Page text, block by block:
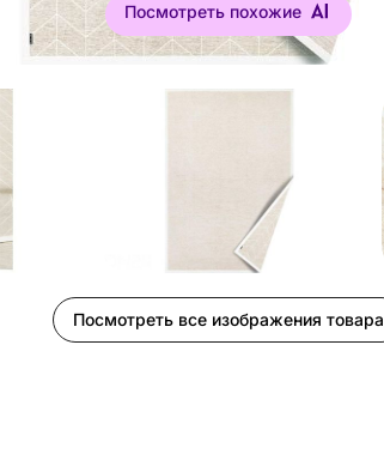
Посмотреть похожие
Посмотреть все изображения товара